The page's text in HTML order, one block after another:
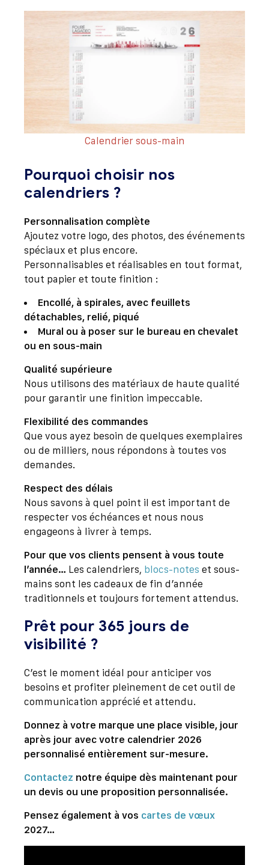
Calendrier sous-main
Pourquoi choisir nos
calendriers ?
Personnalisation complète
Ajoutez votre logo, des photos, des événements
spéciaux et plus encore.
Personnalisables et réalisables en tout format,
tout papier et toute finition :
Encollé, à spirales, avec feuillets
détachables, relié, piqué
Mural ou à poser sur le bureau en chevalet
ou en sous-main
Qualité supérieure
Nous utilisons des matériaux de haute qualité
pour garantir une finition impeccable.
Flexibilité des commandes
Que vous ayez besoin de quelques exemplaires
ou de milliers, nous répondons à toutes vos
demandes.
Respect des délais
Nous savons à quel point il est important de
respecter vos échéances et nous nous
engageons à livrer à temps.
Pour que vos clients pensent à vous toute
l’année… Les calendriers, blocs-notes et sous-
mains sont les cadeaux de fin d’année
traditionnels et toujours fortement attendus.
Prêt pour 365 jours de
visibilité ?
C’est le moment idéal pour anticiper vos
besoins et profiter pleinement de cet outil de
communication apprécié et attendu.
Donnez à votre marque une place visible, jour
après jour avec votre calendrier 2026
personnalisé entièrement sur-mesure.
Contactez notre équipe dès maintenant pour
un devis ou une proposition personnalisée.
Pensez également à vos cartes de vœux
2027…